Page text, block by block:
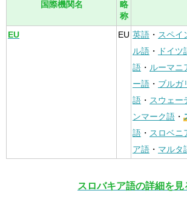
国際機関名
略
称
EU EU 英語 ・ スペイ
ル語 ・ ドイツ
語 ・ ルーマニ
ー語 ・ ブルガ
語 ・ スウェー
ンマーク語 ・
語 ・ スロベニ
ア語 ・ マルタ
スロバキア語の詳細を見